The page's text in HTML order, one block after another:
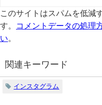
このサイトはスパムを低減
す。
コメントデータの処理
い。
関連キーワード
インスタグラム